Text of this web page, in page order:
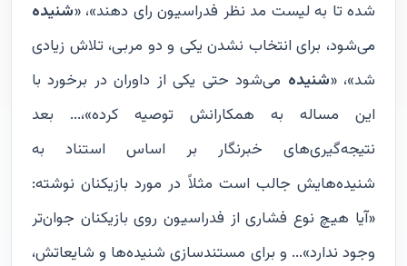
شده تا به لیست مد نظر فدراسیون رای دهند»، «شنیده
می‌شود، برای انتخاب نشدن یکی و دو مربی، تلاش زیادی
شد»، «شنیده می‌شود حتی یکی از داوران در برخورد با
این مساله به همکارانش توصیه کرده»،... بعد
نتیجه‌گیری‌های خبرنگار بر اساس استناد به
شنیده‌هایش جالب است مثلاً در مورد بازیکنان نوشته:
«آیا هیچ نوع فشاری از فدراسیون روی بازیکنان جوان‌تر
وجود ندارد»... و برای مستندسازی شنیده‌ها و شایعاتش،